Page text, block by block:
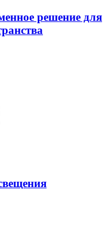
решение для